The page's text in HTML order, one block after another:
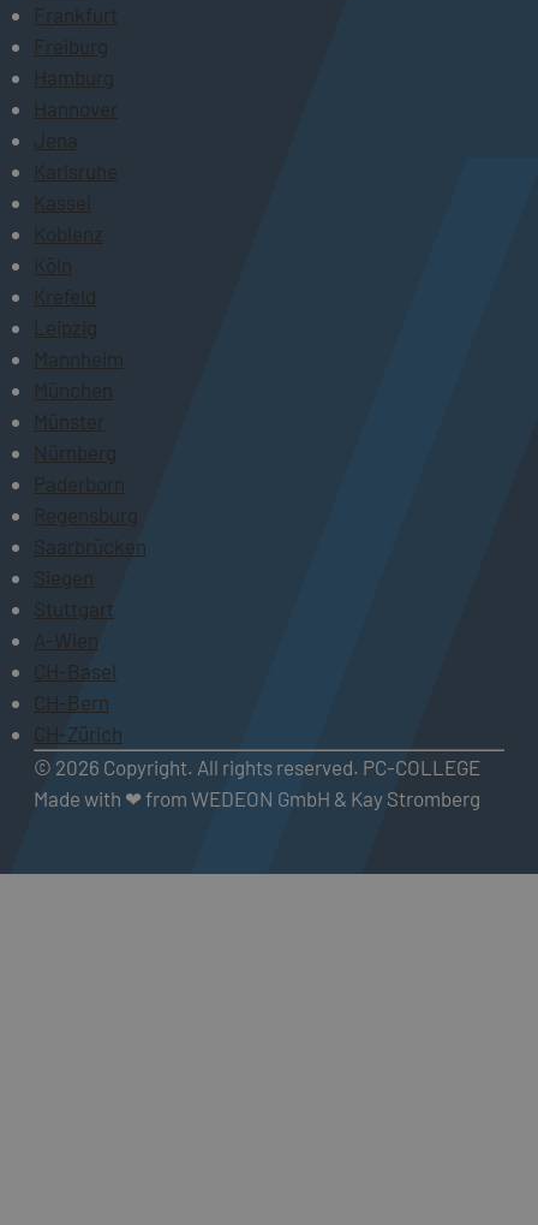
Frankfurt
Freiburg
Hamburg
Hannover
Jena
Karlsruhe
Kassel
Koblenz
Köln
Krefeld
Leipzig
Mannheim
München
Münster
Nürnberg
Paderborn
Regensburg
Saarbrücken
Siegen
Stuttgart
A-Wien
CH-Basel
CH-Bern
CH-Zürich
© 2026 Copyright. All rights reserved. PC-COLLEGE
Made with ❤ from WEDEON GmbH & Kay Stromberg